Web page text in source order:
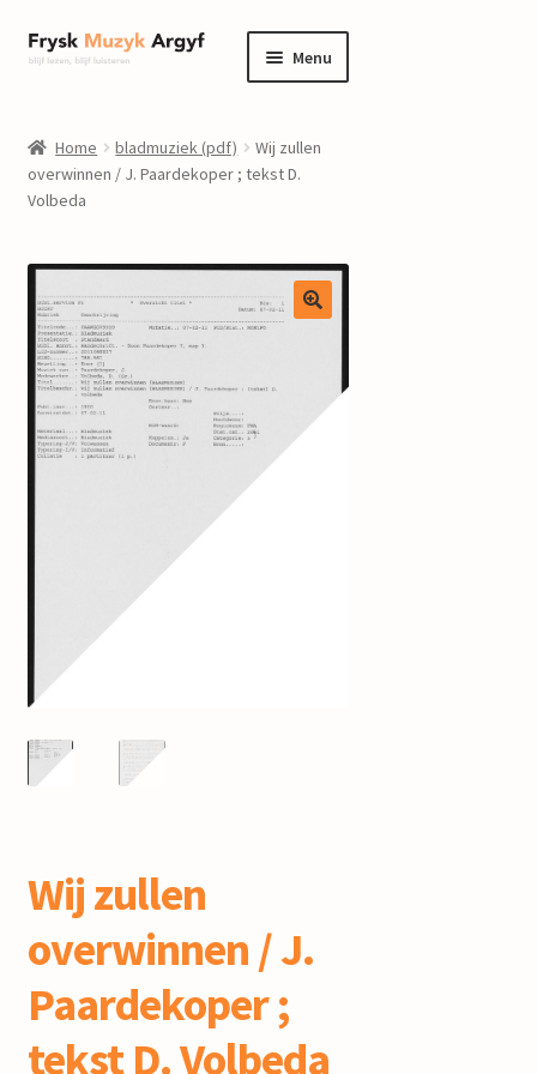
Ga
door
navigatie
Ga
naar
inhoud
Menu
informatie
uitvouwen
Componisten
nieuws
events
Home bladmuziek (pdf)
Wij zullen
overwinnen / J. Paardekoper ; tekst D.
Volbeda
Wij zullen
overwinnen / J.
Paardekoper ;
tekst D. Volbeda